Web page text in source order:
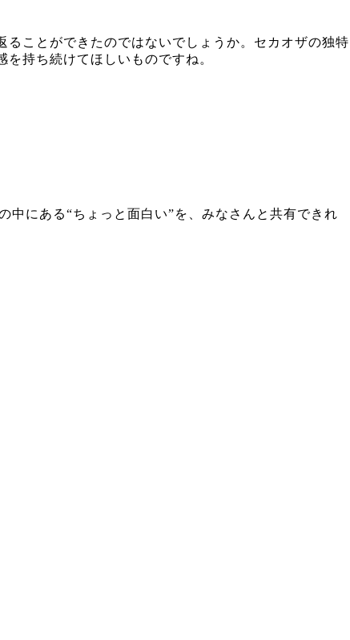
ことができたのではないでしょうか。セカオザの独特
持ち続けてほしいものですね。
中にある“ちょっと面白い”を、みなさんと共有できれ